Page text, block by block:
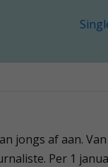
jongs af aan.
Per 1